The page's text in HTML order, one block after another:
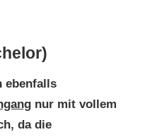
ebenfalls
nur mit vollem
da die